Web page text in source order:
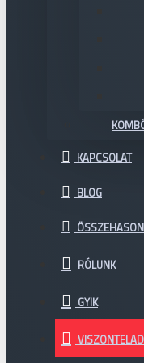
KAPCSOLAT
BLOG
RÓLUNK
GYIK